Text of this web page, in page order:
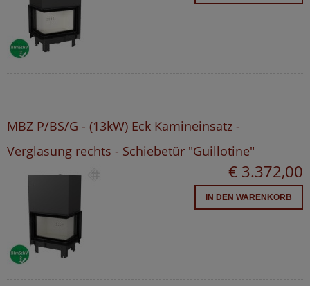
MBZ P/BS/G - (13kW) Eck Kamineinsatz -
Verglasung rechts - Schiebetür "Guillotine"
€ 3.372,00
IN DEN WARENKORB